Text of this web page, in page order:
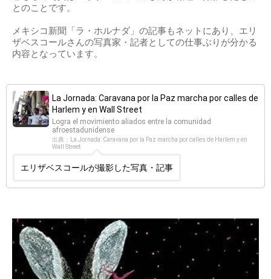
とのことです。
メキシコ新聞「ラ・ホルナダ」の記事もネットにあり、エリ
ザベスコールさんの写真家・記者としての仕事ぶりが分かる
内容となっています。
La Jornada: Caravana por la Paz marcha por calles de
Harlem y en Wall Street
Logra el movimiento aliados entre la comunidad
afroestadunidense
出典：La Jornada: Caravana por la Paz marcha por calles de Harlem y en
Wall Street
エリザベスコールが撮影した写真・記事